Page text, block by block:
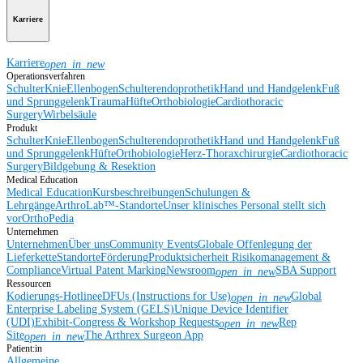
Karriere
Karriereopen_in_new
Operationsverfahren
SchulterKnieEllenbogenSchulterendoprothetikHand und HandgelenkFuß
und SprunggelenkTraumaHüfteOrthobiologieCardiothoracic
SurgeryWirbelsäule
Produkt
SchulterKnieEllenbogenSchulterendoprothetikHand und HandgelenkFuß
und SprunggelenkHüfteOrthobiologieHerz-ThoraxchirurgieCardiothoracic
SurgeryBildgebung & Resektion
Medical Education
Medical EducationKursbeschreibungenSchulungen &
LehrgängeArthroLab™-StandorteUnser klinisches Personal stellt sich
vorOrthoPedia
Unternehmen
UnternehmenÜber unsCommunity EventsGlobale Offenlegung der
LieferketteStandorteFörderungProduktsicherheit Risikomanagement &
ComplianceVirtual Patent MarkingNewsroomopen_in_newSBA Support
Ressourcen
Kodierungs-HotlineeDFUs (Instructions for Use)open_in_newGlobal
Enterprise Labeling System (GELS)Unique Device Identifier
(UDI)Exhibit-Congress & Workshop Requestsopen_in_newRep
Siteopen_in_newThe Arthrex Surgeon App
Patient:in